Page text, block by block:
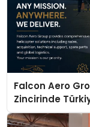
Falcon Aero
Zincirinde